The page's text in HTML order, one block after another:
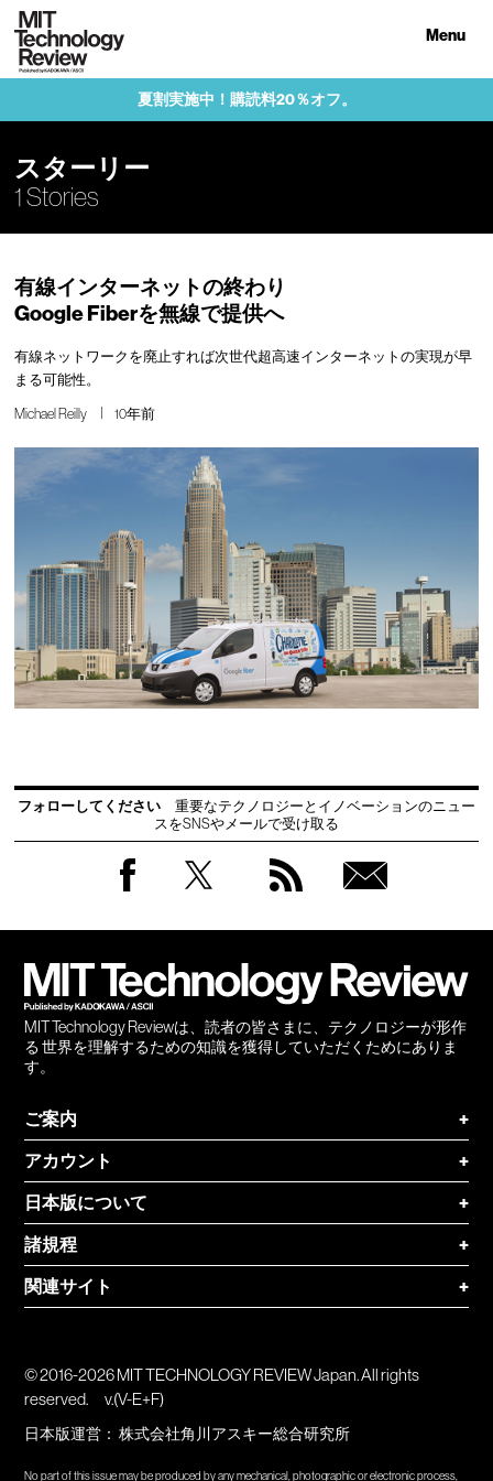
Menu
夏割実施中！購読料20％オフ。
スターリー
1 Stories
有線インターネットの終わり
Google Fiberを無線で提供へ
有線ネットワークを廃止すれば次世代超高速インターネットの実現が早
まる可能性。
Michael Reilly 10年前
フォローしてください
重要なテクノロジーとイノベーションのニュー
スをSNSやメールで受け取る
MIT Technology Reviewは、読者の皆さまに、テクノロジーが形作
る 世界を理解するための知識を獲得していただくためにありま
す。
ご案内
+
アカウント
+
日本版について
+
諸規程
+
関連サイト
+
© 2016-2026 MIT TECHNOLOGY REVIEW Japan. All rights
reserved.
v.(V-E+F)
日本版運営：株式会社角川アスキー総合研究所
No part of this issue may be produced by any mechanical, photographic or electronic process,